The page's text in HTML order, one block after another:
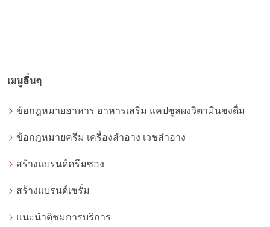
เมนูอื่นๆ
ข้อกฎหมายอาหาร อาหารเสริม แคปซูลผงวิตามินชงดื่ม
ข้อกฎหมายครีม เครื่องสำอาง เวชสำอาง
สร้างแบรนด์ครีมซอง
สร้างแบรนด์เซรั่ม
แนะนำติชมการบริการ